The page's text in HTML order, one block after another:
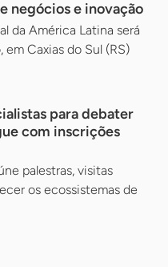
negócios e inovação
da América Latina será
Caxias do Sul (RS)
para debater
com inscrições
palestras, visitas
os ecossistemas de